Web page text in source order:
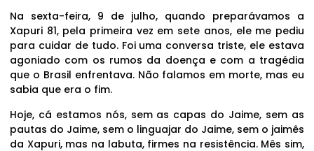
Na sexta-feira, 9 de julho, quando preparávamos a
Xapuri 81, pela primeira vez em sete anos, ele me pediu
para cuidar de tudo. Foi uma conversa triste, ele estava
agoniado com os rumos da doença e com a tragédia
que o Brasil enfrentava. Não falamos em morte, mas eu
sabia que era o fim.
Hoje, cá estamos nós, sem as capas do Jaime, sem as
pautas do Jaime, sem o linguajar do Jaime, sem o jaimês
da Xapuri, mas na labuta, firmes na resistência. Mês sim,